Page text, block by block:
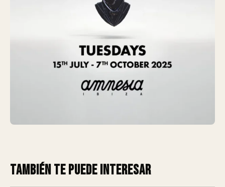
También te puede interesar